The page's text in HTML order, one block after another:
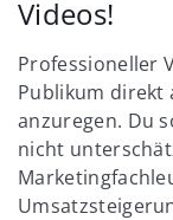
Videos!
Professioneller
Publikum direkt
anzuregen. Du
nicht